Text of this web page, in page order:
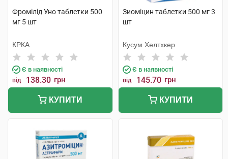
Фромілід Уно таблетки 500
мг 5 шт
КРКА
Є в наявності
від 138.30 грн
КУПИТИ
Зиоміцин таблетки 500 мг 3
шт
Кусум Хелтхкер
Є в наявності
від 145.70 грн
КУПИТИ